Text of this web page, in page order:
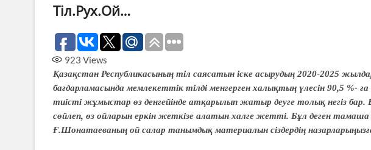
Тіл.Рух.Ой…
923 Views
Қазақстан Республикасының тіл саясатын іске асырудың 2020-2025
бағдарламасында мемлекеттік тілді менгерген халықтың үлесін 90,5 %-
тиісті жұмыстар өз денгейінде атқарылып жатыр деуге толық негіз бар.
сөйлеп, өз ойларын еркін жеткізе алатын халге жетті. Бұл деген
Ғ.Шонатаеваның ой салар танымдық материалын сіздердің